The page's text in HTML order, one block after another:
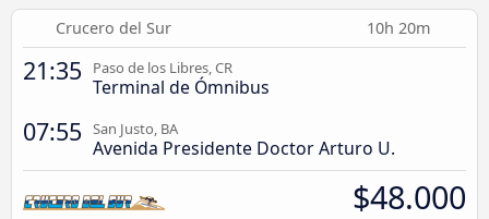
Crucero del Sur 10h 20m
21:35 Paso de los Libres, CR
Terminal de Ómnibus
07:55 San Justo, BA
Avenida Presidente Doctor Arturo U.
$48.000